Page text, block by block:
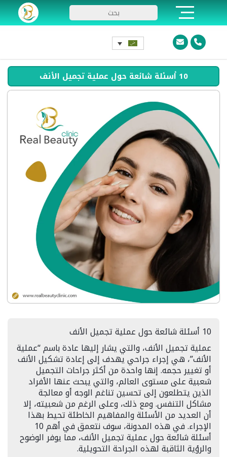
10 أسئلة شائعة حول عملية تجميل الأنف
10 أسئلة شائعة حول عملية تجميل الأنف
عملية تجميل الأنف، والتي يشار إليها عادة باسم “عملية
الأنف”، هي إجراء جراحي يهدف إلى إعادة تشكيل الأنف
أو تغيير حجمه. إنها واحدة من أكثر جراحات التجميل
شعبية على مستوى العالم، والتي يبحث عنها الأفراد
الذين يتطلعون إلى تحسين تناغم الوجه أو معالجة
مشاكل التنفس. ومع ذلك، وعلى الرغم من شعبيته، إلا
أن العديد من الأسئلة والمفاهيم الخاطئة تحيط بهذا
الإجراء. في هذه المدونة، سوف نتعمق في أهم 10
أسئلة شائعة حول عملية تجميل الأنف، مما يوفر الوضوح
والرؤية الثاقبة لهذه الجراحة التحويلية.